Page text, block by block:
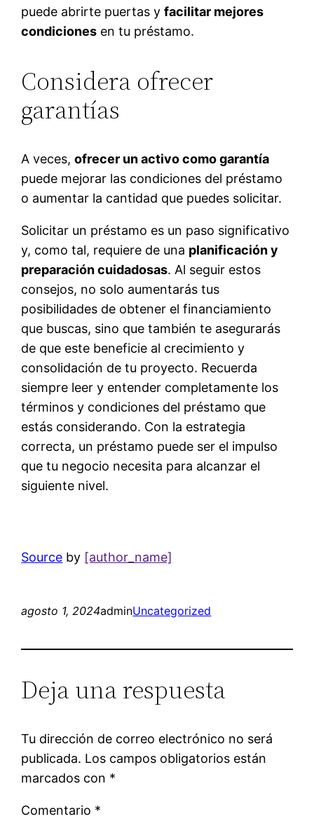
puede abrirte puertas yfacilitar mejores
condiciones en tu préstamo.
Considera ofrecer
garantías
A veces,ofrecer un activo como garantía
puede mejorar las condiciones del préstamo
o aumentar la cantidad que puedes solicitar.
Solicitar un préstamo es un paso significativo
y, como tal, requiere de una planificación y
preparación cuidadosas. Al seguir estos
consejos, no solo aumentarás tus
posibilidades de obtener el financiamiento
que buscas, sino que también te asegurarás
de que este beneficie al crecimiento y
consolidación de tu proyecto. Recuerda
siempre leer y entender completamente los
términos y condiciones del préstamo que
estás considerando. Con la estrategia
correcta, un préstamo puede ser el impulso
que tu negocio necesita para alcanzar el
siguiente nivel.
Source by [author_name]
agosto 1, 2024adminUncategorized
Deja una respuesta
Tu dirección de correo electrónico no será
publicada. Los campos obligatorios están
marcados con *
Comentario *